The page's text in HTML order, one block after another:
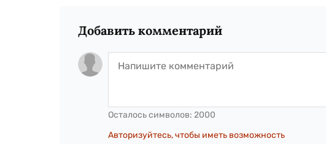
Добавить комментарий
Осталось символов: 2000
Авторизуйтесь, чтобы иметь возможность